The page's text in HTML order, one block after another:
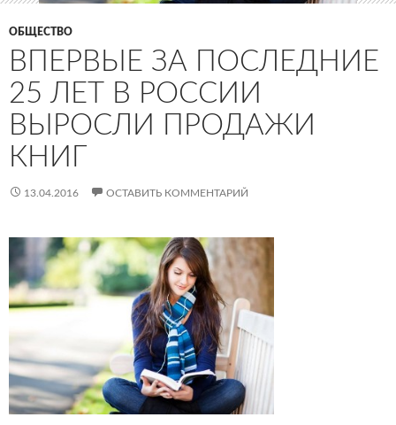
ОБЩЕСТВО
ВПЕРВЫЕ ЗА ПОСЛЕДНИЕ
25 ЛЕТ В РОССИИ
ВЫРОСЛИ ПРОДАЖИ
КНИГ
13.04.2016 ОСТАВИТЬ КОММЕНТАРИЙ